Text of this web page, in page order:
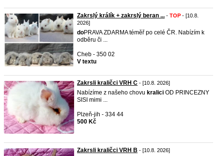
Zakrslý králík + zakrslý beran ... - TOP - [10.8.
2026]
doPRAVA ZDARMA téměř po celé ČR. Nabízím k
odběru či ...
Cheb - 350 02
V textu
Zakrsli kraličci VRH C - [10.8. 2026]
Nabízíme z našeho chovu kralici OD PRINCEZNY
SISI mimi ...
Plzeň-jih - 334 44
500 Kč
Zakrsli kraličci VRH B - [10.8. 2026]